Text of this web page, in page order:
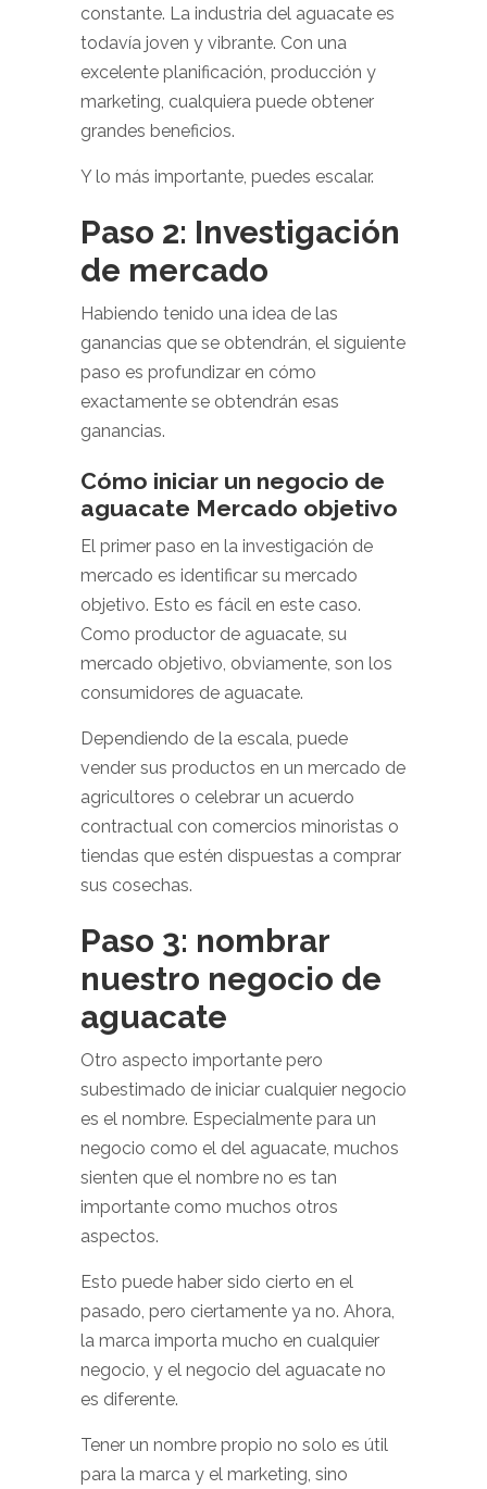
constante. La industria del aguacate es
todavía joven y vibrante. Con una
excelente planificación, producción y
marketing, cualquiera puede obtener
grandes beneficios.
Y lo más importante, puedes escalar.
Paso 2: Investigación
de mercado
Habiendo tenido una idea de las
ganancias que se obtendrán, el siguiente
paso es profundizar en cómo
exactamente se obtendrán esas
ganancias.
Cómo iniciar un negocio de
aguacate Mercado objetivo
El primer paso en la investigación de
mercado es identificar su mercado
objetivo. Esto es fácil en este caso.
Como productor de aguacate, su
mercado objetivo, obviamente, son los
consumidores de aguacate.
Dependiendo de la escala, puede
vender sus productos en un mercado de
agricultores o celebrar un acuerdo
contractual con comercios minoristas o
tiendas que estén dispuestas a comprar
sus cosechas.
Paso 3: nombrar
nuestro negocio de
aguacate
Otro aspecto importante pero
subestimado de iniciar cualquier negocio
es el nombre. Especialmente para un
negocio como el del aguacate, muchos
sienten que el nombre no es tan
importante como muchos otros
aspectos.
Esto puede haber sido cierto en el
pasado, pero ciertamente ya no. Ahora,
la marca importa mucho en cualquier
negocio, y el negocio del aguacate no
es diferente.
Tener un nombre propio no solo es útil
para la marca y el marketing, sino